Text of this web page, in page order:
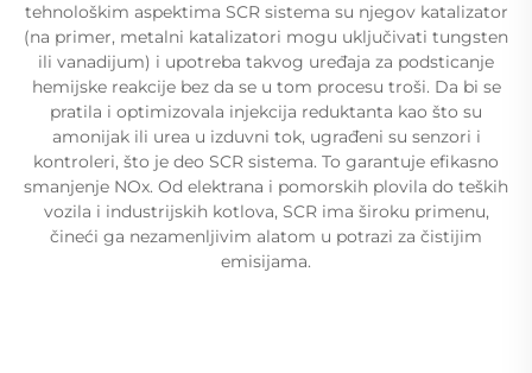
tehnološkim aspektima SCR sistema su njegov katalizator
(na primer, metalni katalizatori mogu uključivati tungsten
ili vanadijum) i upotreba takvog uređaja za podsticanje
hemijske reakcije bez da se u tom procesu troši. Da bi se
pratila i optimizovala injekcija reduktanta kao što su
amonijak ili urea u izduvni tok, ugrađeni su senzori i
kontroleri, što je deo SCR sistema. To garantuje efikasno
smanjenje NOx. Od elektrana i pomorskih plovila do teških
vozila i industrijskih kotlova, SCR ima široku primenu,
čineći ga nezamenljivim alatom u potrazi za čistijim
emisijama.